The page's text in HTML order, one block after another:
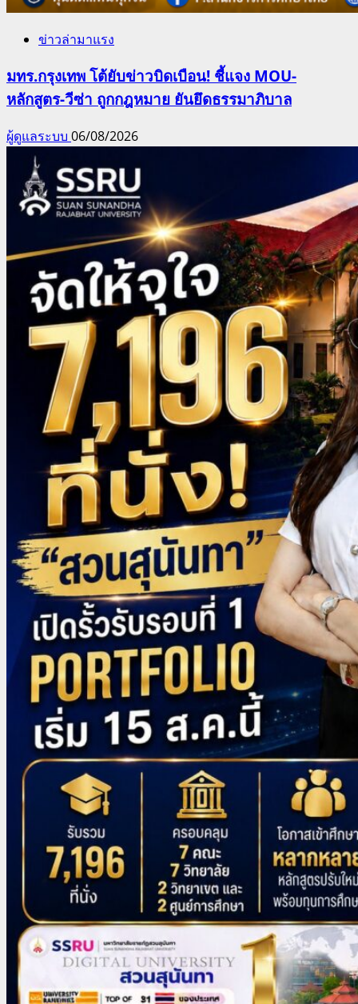
ข่าวล่ามาแรง
มทร.กรุงเทพ โต้ยับข่าวบิดเบือน! ชี้แจง MOU-
หลักสูตร-วีซ่า ถูกกฎหมาย ยันยึดธรรมาภิบาล
ผู้ดูแลระบบ 06/08/2026